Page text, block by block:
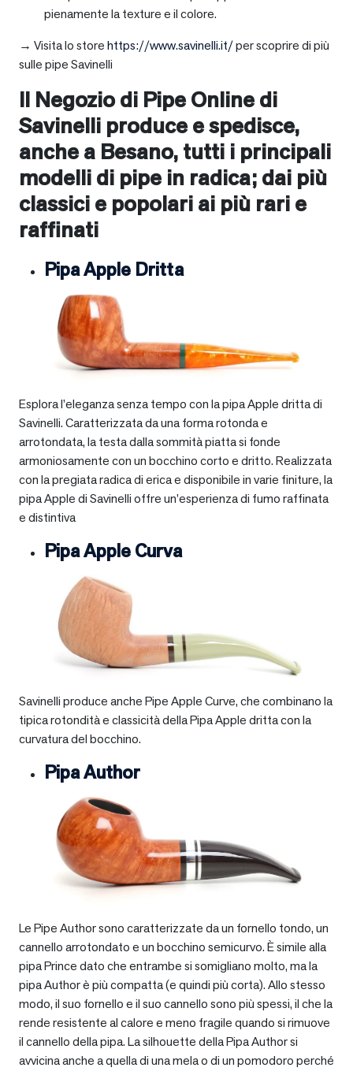
pienamente la texture e il colore.
→ Visita lo storehttps://www.savinelli.it/per scoprire di più
sulle pipe Savinelli
Il Negozio di Pipe Online di
Savinelli produce e spedisce,
anche a Besano, tutti i principali
modelli di pipe in radica; dai più
classici e popolari ai più rari e
raffinati
Pipa Apple Dritta
Esplora l’eleganza senza tempo con la pipa Apple dritta di
Savinelli. Caratterizzata da una forma rotonda e
arrotondata, la testa dalla sommità piatta si fonde
armoniosamente con un bocchino corto e dritto. Realizzata
con la pregiata radica di erica e disponibile in varie finiture, la
pipa Apple di Savinelli offre un’esperienza di fumo raffinata
e distintiva
Pipa Apple Curva
Savinelli produce anche Pipe Apple Curve, che combinano la
tipica rotondità e classicità della Pipa Apple dritta con la
curvatura del bocchino.
Pipa Author
Le Pipe Author sono caratterizzate da un fornello tondo, un
cannello arrotondato e un bocchino semicurvo. È simile alla
pipa Prince dato che entrambe si somigliano molto, ma la
pipa Author è più compatta (e quindi più corta). Allo stesso
modo, il suo fornello e il suo cannello sono più spessi, il che la
rende resistente al calore e meno fragile quando si rimuove
il cannello della pipa. La silhouette della Pipa Author si
avvicina anche a quella di una mela o di un pomodoro perché